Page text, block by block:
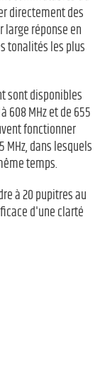
directement des
réponse en
tonalités les plus
sont disponibles
608 MHz et de 655
fonctionner
MHz, dans lesquels
temps.
à 20 pupitres au
d'une clarté